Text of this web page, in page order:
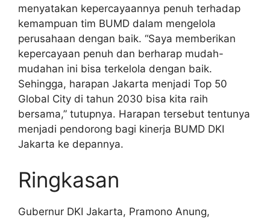
menyatakan kepercayaannya penuh terhadap
kemampuan tim BUMD dalam mengelola
perusahaan dengan baik. “Saya memberikan
kepercayaan penuh dan berharap mudah-
mudahan ini bisa terkelola dengan baik.
Sehingga, harapan Jakarta menjadi Top 50
Global City di tahun 2030 bisa kita raih
bersama,” tutupnya. Harapan tersebut tentunya
menjadi pendorong bagi kinerja BUMD DKI
Jakarta ke depannya.
Ringkasan
Gubernur DKI Jakarta, Pramono Anung,